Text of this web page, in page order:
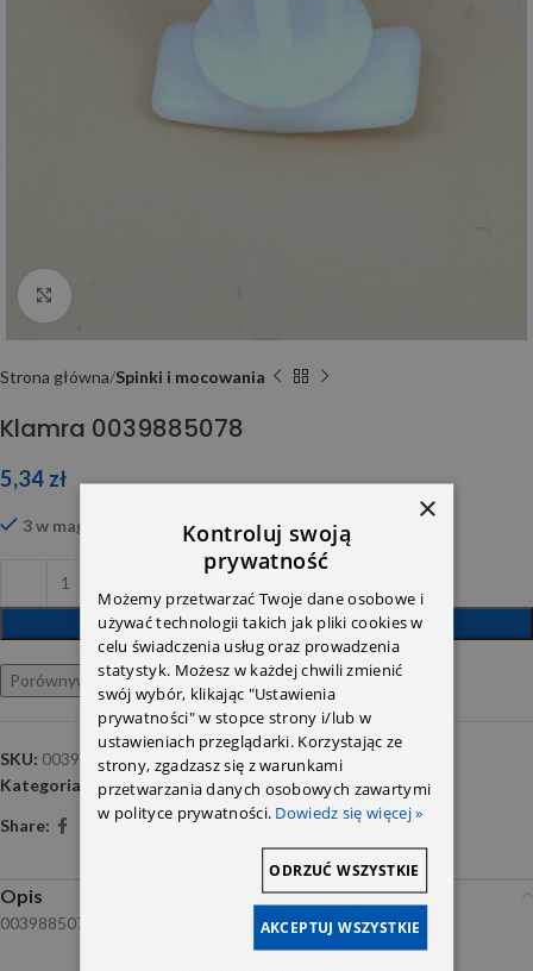
Click to enlarge
Strona główna Spinki i mocowania
Klamra 0039885078
5,34 zł
3 w magazynie
DODAJ DO KOSZYKA
Porównywarka Ulubione
SKU: 0039885078
Kategoria:
Spinki i mocowania
Share:
Opis
0039885078
×
Kontroluj swoją
prywatność
Możemy przetwarzać Twoje dane osobowe i
używać technologii takich jak pliki cookies w
celu świadczenia usług oraz prowadzenia
statystyk. Możesz w każdej chwili zmienić
swój wybór, klikając "Ustawienia
prywatności" w stopce strony i/lub w
ustawieniach przeglądarki. Korzystając ze
strony, zgadzasz się z warunkami
przetwarzania danych osobowych zawartymi
w polityce prywatności. Dowiedz się więcej »
AKCEPTUJ WSZYSTKIE
ODRZUĆ WSZYSTKIE